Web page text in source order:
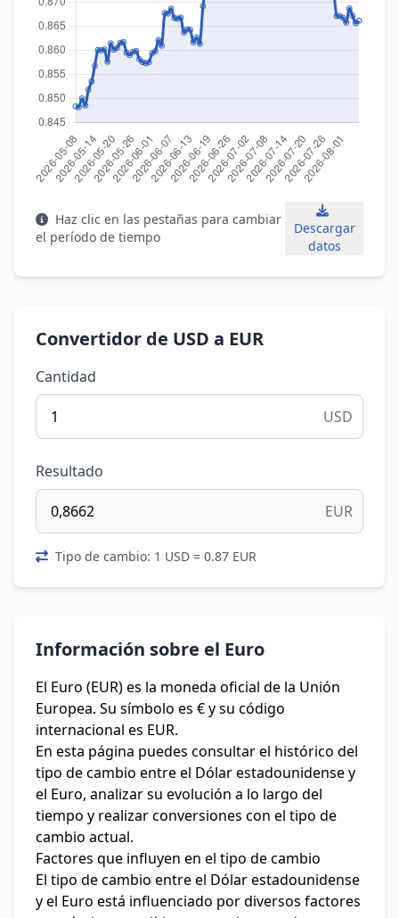
Haz clic en las pestañas para cambiar
el período de tiempo
Descargar
datos
Convertidor de USD a EUR
Cantidad
USD
Resultado
EUR
Tipo de cambio: 1 USD = 0.87 EUR
Información sobre el Euro
El Euro (EUR) es la moneda oficial de la Unión
Europea. Su símbolo es € y su código
internacional es EUR.
En esta página puedes consultar el histórico del
tipo de cambio entre el Dólar estadounidense y
el Euro, analizar su evolución a lo largo del
tiempo y realizar conversiones con el tipo de
cambio actual.
Factores que influyen en el tipo de cambio
El tipo de cambio entre el Dólar estadounidense
y el Euro está influenciado por diversos factores